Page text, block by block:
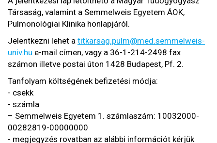
Társaság, valamint a Semmelweis Egyetem ÁOK,
Pulmonológiai Klinika honlapjáról.
Jelentkezni lehet a titkarsag.pulm@med.semmelweis-
univ.hu e-mail címen, vagy a 36-1-214-2498 fax
számon illetve postai úton 1428 Budapest, Pf. 2.
Tanfolyam költségének befizetési módja:
- csekk
- számla
– Semmelweis Egyetem 1. számlaszám: 10032000-
00282819-00000000
- megjegyzés rovatban az alábbi információt kérjük